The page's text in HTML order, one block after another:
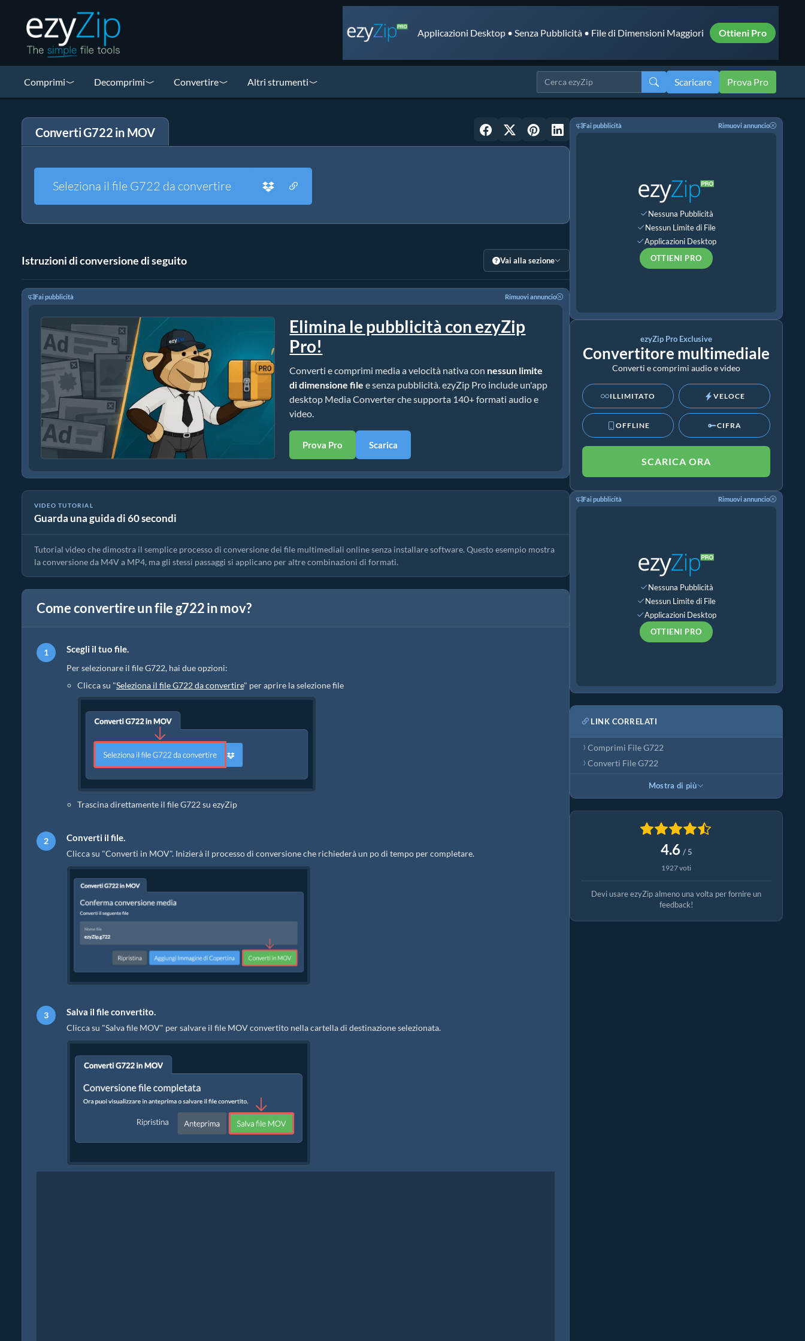
Applicazioni Desktop • Senza Pubblicità • File di Dimensioni Maggiori Ottieni Pro
Comprimi Decomprimi Convertire Altri strumenti Scaricare Prova Pro
Converti G722 in MOV
Seleziona il file G722 da convertire
Istruzioni di conversione di seguito Vai alla sezione
Fai pubblicità Rimuovi annuncio
Elimina le pubblicità con ezyZip
Pro!
Converti e comprimi media a velocità nativa con nessun limite
di dimensione file e senza pubblicità. ezyZip Pro include un'app
desktop Media Converter che supporta 140+ formati audio e
video.
Prova Pro Scarica
VIDEO TUTORIAL
Guarda una guida di 60 secondi
Come convertire file multimediali
Tutorial video che dimostra il semplice processo di conversione dei file multimediali online senza installare software. Questo esempio mostra
la conversione da M4V a MP4, ma gli stessi passaggi si applicano per altre combinazioni di formati.
Come convertire un file g722 in mov?
Scegli il tuo file.
Per selezionare il file G722, hai due opzioni:
Clicca su "Seleziona il file G722 da convertire" per aprire la selezione file
Trascina direttamente il file G722 su ezyZip
Converti il file.
Clicca su "Converti in MOV". Inizierà il processo di conversione che richiederà un po di tempo per completare.
Salva il file convertito.
Clicca su "Salva file MOV" per salvare il file MOV convertito nella cartella di destinazione selezionata.
Fai pubblicità Rimuovi annuncio
Nessuna Pubblicità
Nessun Limite di File
Applicazioni Desktop
OTTIENI PRO
ezyZip Pro Exclusive
Convertitore multimediale
Converti e comprimi audio e video
ILLIMITATO VELOCE
OFFLINE CIFRA
SCARICA ORA
Fai pubblicità Rimuovi annuncio
Nessuna Pubblicità
Nessun Limite di File
Applicazioni Desktop
OTTIENI PRO
LINK CORRELATI
Comprimi File G722
Converti File G722
Mostra di più
4.6 / 5
1927 voti
Devi usare ezyZip almeno una volta per fornire un
feedback!